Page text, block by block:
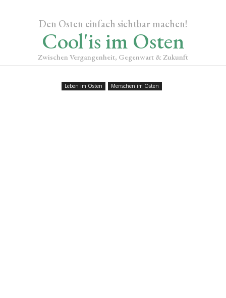
Den Osten einfach sichtbar machen!
Cool'is im Osten
Zwischen Vergangenheit, Gegenwart & Zukunft
Leben im Osten Menschen im Osten